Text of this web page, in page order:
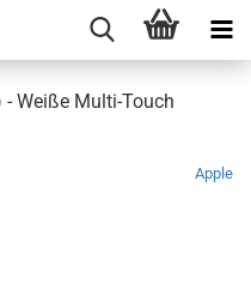
- Weiße Multi-Touch
Apple